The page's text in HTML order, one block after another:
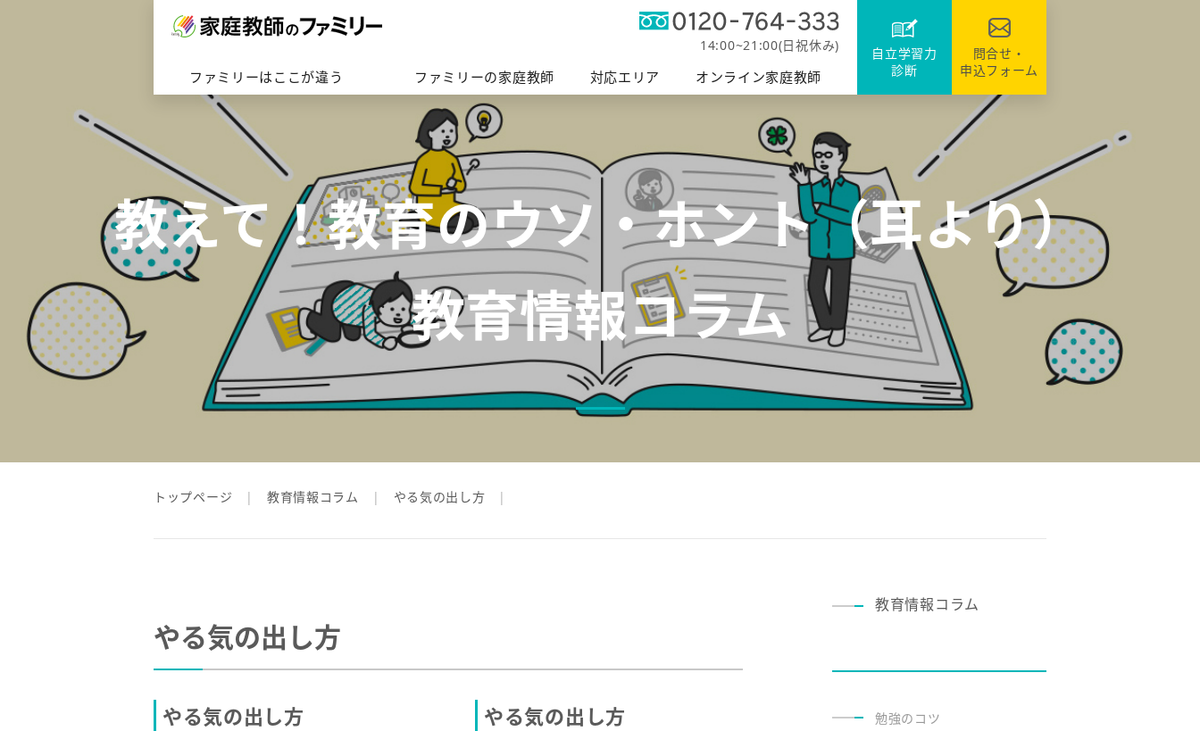
14:00~21:00(日祝休み)
ファミリーはここが違う ファミリーの家庭教師 対応エリア オンライン家庭教師
自立学習力
診断
問合せ・
申込フォーム
ファミリーの授業 ファミリーのシステム
軽度発達
障がい支援
資格・検定対策
対応エリアトップへ
富士エリア
教えて！教育のウソ・ホント（耳より）
教育情報コラム
トップページ 教育情報コラム やる気の出し方
やる気の出し方
やる気の出し方 やる気の出し方
教育情報コラム
勉強のコツ